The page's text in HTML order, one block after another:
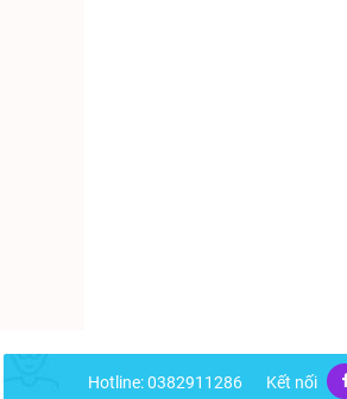
Hotline: 0382911286 Kết nối